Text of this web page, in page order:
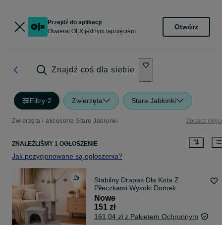
Przejdź do aplikacji
Otwieraj OLX jednym tapnięciem
Otwórz
Znajdź coś dla siebie
Filtry·2 Zwierzęta Stare Jabłonki
Zwierzęta i akcesoria Stare Jabłonki Zobacz
ZNALEŹLIŚMY 1 OGŁOSZENIE
Jak pozycjonowane są ogłoszenia?
Stabilny Drapak Dla Kota Z
Piłeczkami Wysoki Domek
Nowe
151 zł
161,04 zł z Pakietem Ochronnym